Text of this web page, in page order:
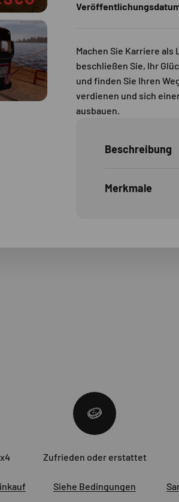
Machen Sie Karriere als
beschließen Sie, Ihr
und finden Sie Ihren
verdienen und sich
ausbauen.
Beschreibung
Merkmale
Zufrieden oder erstattet
Siehe Bedingungen